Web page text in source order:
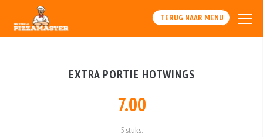
TERUG NAAR MENU
EXTRA PORTIE HOTWINGS
7.00
5 stuks.